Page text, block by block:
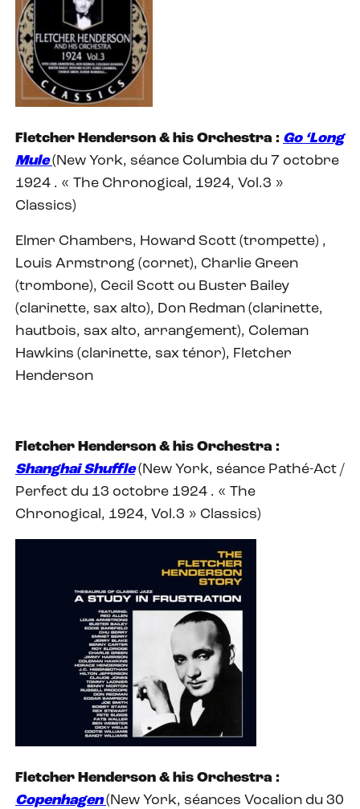
Fletcher Henderson & his Orchestra : Go ‘Long
Mule(New York, séance Columbia du 7 octobre
1924 . « The Chronogical, 1924, Vol.3 »
Classics)
Elmer Chambers, Howard Scott (trompette) ,
Louis Armstrong (cornet), Charlie Green
(trombone), Cecil Scott ou Buster Bailey
(clarinette, sax alto), Don Redman (clarinette,
hautbois, sax alto, arrangement), Coleman
Hawkins (clarinette, sax ténor), Fletcher
Henderson
Fletcher Henderson & his Orchestra :
Shanghai Shuffle (New York, séance Pathé-Act /
Perfect du 13 octobre 1924 . « The
Chronogical, 1924, Vol.3 » Classics)
Fletcher Henderson & his Orchestra :
Copenhagen(New York, séances Vocalion du 30